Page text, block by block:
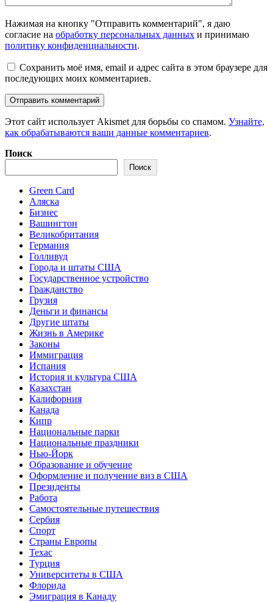
Нажимая на кнопку "Отправить комментарий", я даю
согласие на обработку персональных данных и принимаю
политику конфиденциальности.
Сохранить моё имя, email и адрес сайта в этом браузере для
последующих моих комментариев.
Этот сайт использует Akismet для борьбы со спамом. Узнайте,
как обрабатываются ваши данные комментариев.
Поиск
Поиск
Green Card
Аляска
Бизнес
Вашингтон
Великобритания
Германия
Голливуд
Города и штаты США
Государственное устройство
Гражданство
Грузия
Деньги и финансы
Другие штаты
Жизнь в Америке
Законы
Иммиграция
Испания
История и культура США
Казахстан
Калифорния
Канада
Кипр
Национальные парки
Национальные праздники
Нью-Йорк
Образование и обучение
Оформление и получение виз в США
Президенты
Работа
Самостоятельные путешествия
Сербия
Спорт
Страны Европы
Техас
Турция
Университеты в США
Флорида
Эмиграция в Канаду